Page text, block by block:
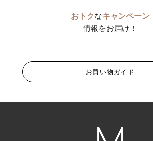
おトクなキャンペーン
情報をお届け！
お買い物ガイド